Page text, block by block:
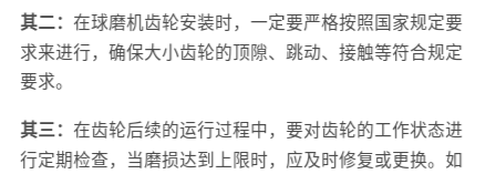
其二： 在球磨机齿轮安装时，一定要严格按照国家规定要
求来进行，确保大小齿轮的顶隙、跳动、接触等符合规定
要求。
其三： 在齿轮后续的运行过程中，要对齿轮的工作状态进
行定期检查，当磨损达到上限时，应及时修复或更换。如